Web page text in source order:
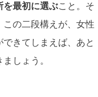
を最初に選ぶこと。そ
の二段構えが、女性
きてしまえば、あと
しょう。